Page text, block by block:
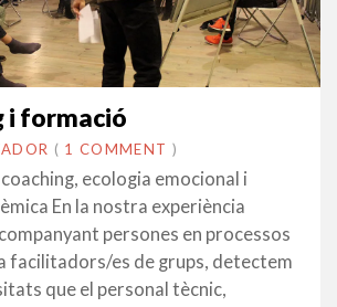
i formació
ON
2
2017
•( 1 COMMENT )
coaching, ecologia emocional i
En la nostra experiència
persones en processos
facilitadors/es de grups, detectem
que el personal tècnic,